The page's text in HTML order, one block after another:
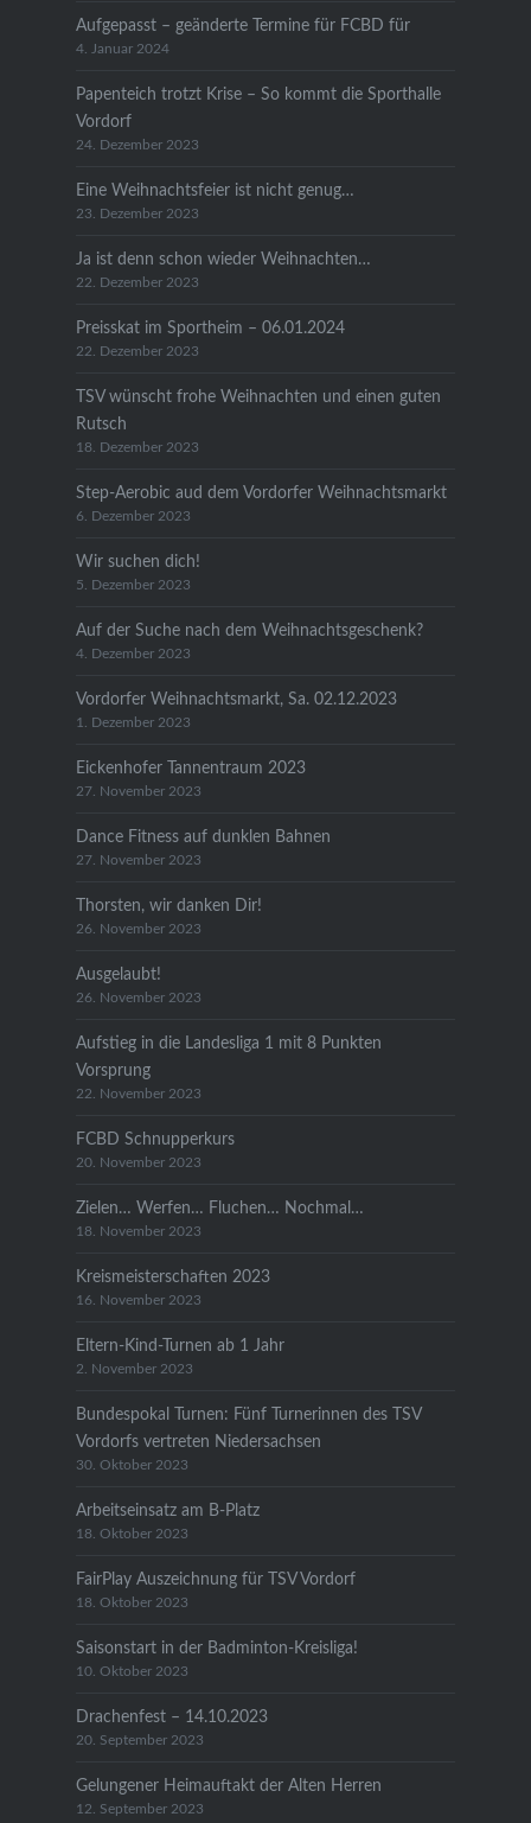
Aufgepasst – geänderte Termine für FCBD für
4. Januar 2024
Papenteich trotzt Krise – So kommt die Sporthalle
Vordorf
24. Dezember 2023
Eine Weihnachtsfeier ist nicht genug…
23. Dezember 2023
Ja ist denn schon wieder Weihnachten…
22. Dezember 2023
Preisskat im Sportheim – 06.01.2024
22. Dezember 2023
TSV wünscht frohe Weihnachten und einen guten
Rutsch
18. Dezember 2023
Step-Aerobic aud dem Vordorfer Weihnachtsmarkt
6. Dezember 2023
Wir suchen dich!
5. Dezember 2023
Auf der Suche nach dem Weihnachtsgeschenk?
4. Dezember 2023
Vordorfer Weihnachtsmarkt, Sa. 02.12.2023
1. Dezember 2023
Eickenhofer Tannentraum 2023
27. November 2023
Dance Fitness auf dunklen Bahnen
27. November 2023
Thorsten, wir danken Dir!
26. November 2023
Ausgelaubt!
26. November 2023
Aufstieg in die Landesliga 1 mit 8 Punkten
Vorsprung
22. November 2023
FCBD Schnupperkurs
20. November 2023
Zielen… Werfen… Fluchen… Nochmal…
18. November 2023
Kreismeisterschaften 2023
16. November 2023
Eltern-Kind-Turnen ab 1 Jahr
2. November 2023
Bundespokal Turnen: Fünf Turnerinnen des TSV
Vordorfs vertreten Niedersachsen
30. Oktober 2023
Arbeitseinsatz am B-Platz
18. Oktober 2023
FairPlay Auszeichnung für TSV Vordorf
18. Oktober 2023
Saisonstart in der Badminton-Kreisliga!
10. Oktober 2023
Drachenfest – 14.10.2023
20. September 2023
Gelungener Heimauftakt der Alten Herren
12. September 2023